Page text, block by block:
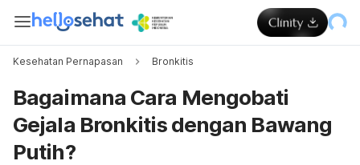
Kesehatan Pernapasan Bronkitis
Bagaimana Cara Mengobati
Gejala Bronkitis dengan Bawang
Putih?